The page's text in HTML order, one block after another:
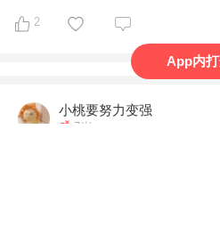
2
小桃要努力变强
7岁
App内